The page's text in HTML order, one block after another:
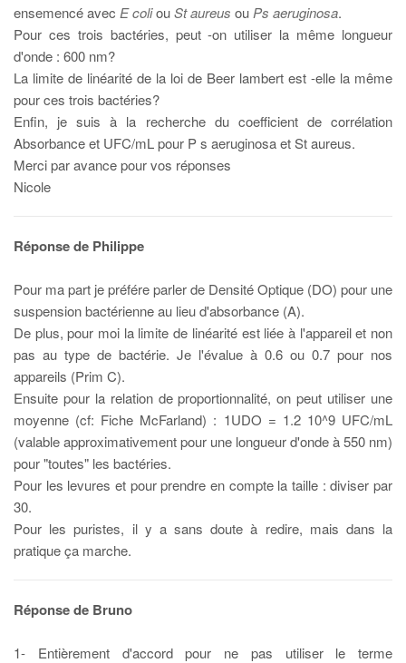
ensemencé avec E coliouSt aureus ou Ps aeruginosa.
Pour ces trois bactéries, peut -on utiliser la même longueur
d'onde : 600 nm?
La limite de linéarité de la loi de Beer lambert est -elle la même
pour ces trois bactéries?
Enfin, je suis à la recherche du coefficient de corrélation
Absorbance et UFC/mL pour P s aeruginosa et St aureus.
Merci par avance pour vos réponses
Nicole
Réponse de Philippe
Pour ma part je préfére parler de Densité Optique (DO) pour une
suspension bactérienne au lieu d'absorbance (A).
De plus, pour moi la limite de linéarité est liée à l'appareil et non
pas au type de bactérie. Je l'évalue à 0.6 ou 0.7 pour nos
appareils (Prim C).
Ensuite pour la relation de proportionnalité, on peut utiliser une
moyenne (cf: Fiche McFarland) : 1UDO = 1.2 10^9 UFC/mL
(valable approximativement pour une longueur d'onde à 550 nm)
pour "toutes" les bactéries.
Pour les levures et pour prendre en compte la taille : diviser par
30.
Pour les puristes, il y a sans doute à redire, mais dans la
pratique ça marche.
Réponse de Bruno
1- Entièrement d'accord pour ne pas utiliser le terme